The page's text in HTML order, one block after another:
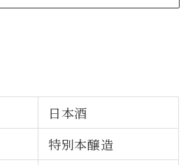
日本酒
特別本醸造